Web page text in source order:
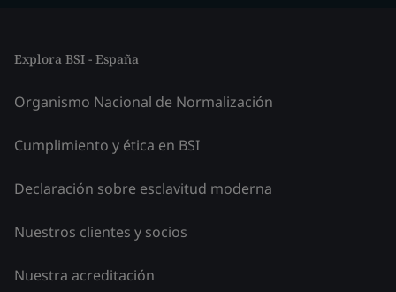
Explora BSI - España
Organismo Nacional de Normalización
Cumplimiento y ética en BSI
Declaración sobre esclavitud moderna
Nuestros clientes y socios
Nuestra acreditación